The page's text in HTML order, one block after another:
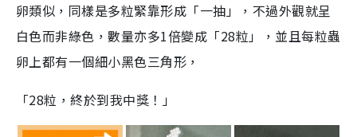
卵類似，同樣是多粒緊靠形成「一抽」，不過外觀就呈
白色而非綠色，數量亦多1倍變成「28粒」，並且每粒蟲
卵上都有一個細小黑色三角形，
「28粒，終於到我中獎！」